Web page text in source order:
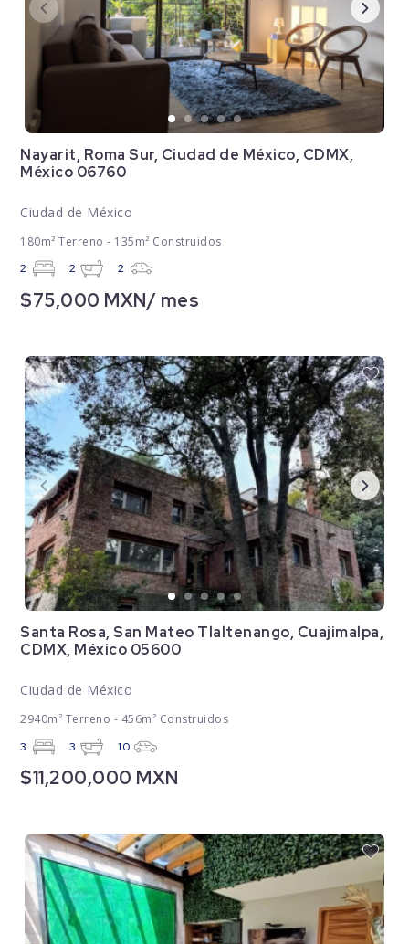
Nayarit, Roma Sur, Ciudad de México, CDMX,
México 06760
Ciudad de México
180m² Terreno - 135m² Construidos
2 2 2
$75,000 MXN/ mes
Santa Rosa, San Mateo Tlaltenango, Cuajimalpa,
CDMX, México 05600
Ciudad de México
2940m² Terreno - 456m² Construidos
3 3 10
$11,200,000 MXN